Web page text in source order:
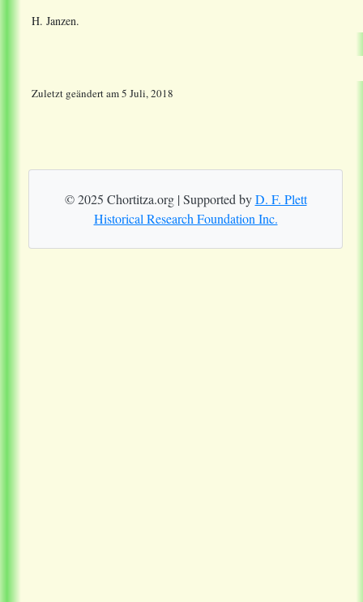
H. Janzen.
Zuletzt geändertam5 Juli, 2018
© 2025 Chortitza.org | Supported byD. F. Plett
Historical Research Foundation Inc.